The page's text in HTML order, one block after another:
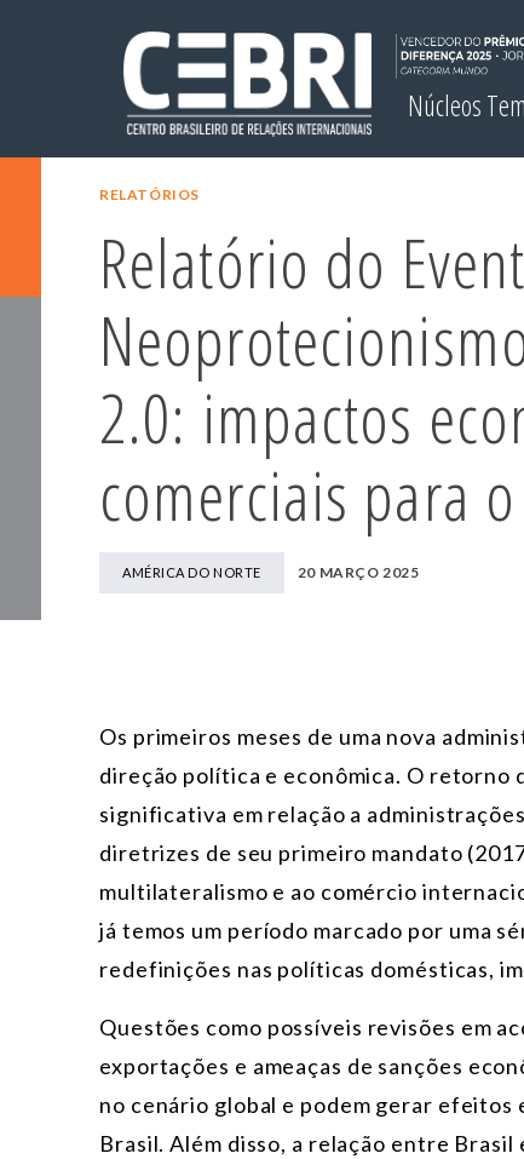
Núcleos
RELATÓRIOS
Relatório do
2.0: impactos
comerciais para
AMÉRICA DO NORTE 20 MARÇO 2025
Os primeiros meses de uma nova
direção política e econômica. O retorno
significativa em relação a
diretrizes de seu primeiro mandato
multilateralismo e ao comércio
já temos um período marcado por uma
redefinições nas políticas domésticas,
Questões como possíveis revisões em
exportações e ameaças de sanções
no cenário global e podem gerar efeitos
Brasil. Além disso, a relação entre